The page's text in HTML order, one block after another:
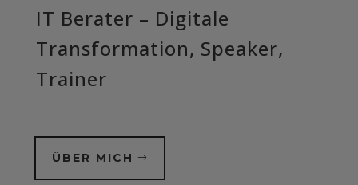
IT Berater – Digitale
Transformation, Speaker,
Trainer
ÜBER MICH